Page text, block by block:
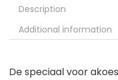
Description
Additional information
De speciaal voor